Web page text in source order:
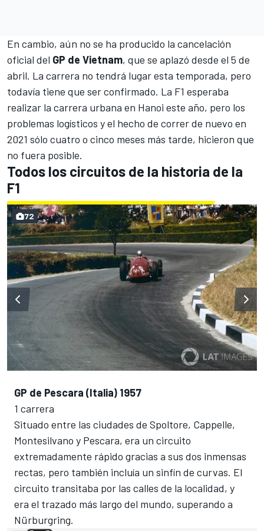
En cambio, aún no se ha producido la cancelación
oficial del GP de Vietnam, que se aplazó desde el 5 de
abril. La carrera no tendrá lugar esta temporada, pero
todavía tiene que serconfirmado. La F1 esperaba
realizar la carrera urbana en Hanoi este año, pero los
problemas logísticos y el hecho de correr de nuevo en
2021 sólo cuatro o cinco meses más tarde, hicieron que
no fuera posible.
Todos los circuitos de la historia de la
F1
GP de Pescara (Italia) 1957
1 carrera
Situado entre las ciudades de Spoltore, Cappelle,
Montesilvano y Pescara, era un circuito
extremadamente rápido gracias a sus dos inmensas
rectas, pero también incluía un sinfín de curvas. El
circuito transitaba por las calles de la localidad, y
era el trazado más largo del mundo, superando a
Nürburgring.
72